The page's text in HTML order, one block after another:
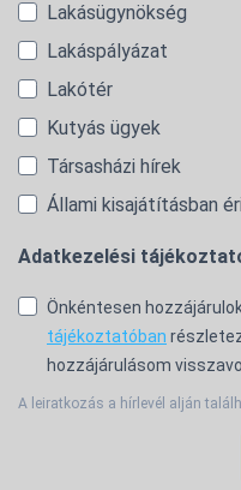
Lakásügynökség
Lakáspályázat
Lakótér
Kutyás ügyek
Társasházi hírek
Állami kisajátításban
Adatkezelési
Önkéntesen
tájékoztatóban
hozzájárulásom
A leiratkozás a hírlevél alján